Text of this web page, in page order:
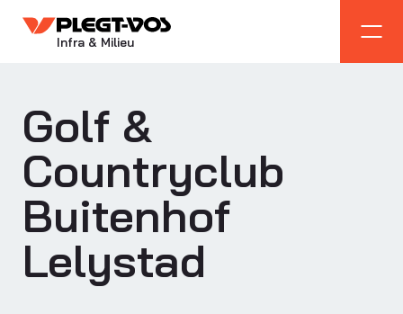
Infra & Milieu
Golf &
Countryclub
Buitenhof
Lelystad